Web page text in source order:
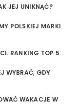
JEJ UNIKNĄĆ?
POLSKIEJ MARKI
RANKING TOP 5
WYBRAĆ, GDY
WAKACJE W